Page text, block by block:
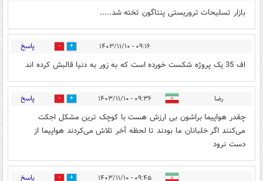
بازار تسلیحات تروریستی پنتاگون تخته شد.....
۰۹:۱۶ - ۱۴۰۳/۱۱/۱۰ 11 پاسخ
اف 35 یک پروژه شکست خورده است که به زور به دنیا قالبش کرده اند
رضا ۰۹:۳۶ - ۱۴۰۳/۱۱/۱۰ 11 پاسخ
چقدر هواپیما براشون بی ارزش هست با کوچک ترین مشکل اجکت
می‌کنند اگر خلبانان ما بودند تا لحظه آخر تلاش می‌کردند هواپیما از
دست نرود
۰۹:۴۵ - ۱۴۰۳/۱۱/۱۰ 8 پاسخ